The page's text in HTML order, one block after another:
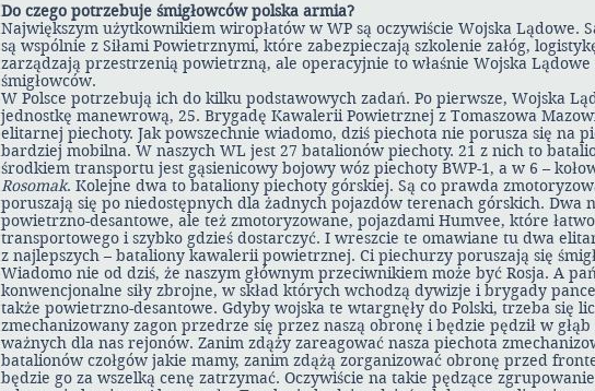
Do czego potrzebuje śmigłowców polska armia?
Największym użytkownikiem wiropłatów w WP są oczywiście Wojska Lądowe.
są wspólnie z Siłami Powietrznymi, które zabezpieczają szkolenie załóg,
zarządzają przestrzenią powietrzną, ale operacyjnie to właśnie Wojska
śmigłowców.
W Polsce potrzebują ich do kilku podstawowych zadań. Po pierwsze, Wojska
jednostkę manewrową, 25. Brygadę Kawalerii Powietrznej z Tomaszowa
elitarnej piechoty. Jak powszechnie wiadomo, dziś piechota nie porusza się na
bardziej mobilna. W naszych WL jest 27 batalionów piechoty. 21 z nich to
środkiem transportu jest gąsienicowy bojowy wóz piechoty BWP-1, a w 6 –
Rosomak. Kolejne dwa to bataliony piechoty górskiej. Są co prawda
poruszają się po niedostępnych dla żadnych pojazdów terenach górskich. Dwa
powietrzno-desantowe, ale też zmotoryzowane, pojazdami Humvee, które
transportowego i szybko gdzieś dostarczyć. I wreszcie te omawiane tu dwa
z najlepszych – bataliony kawalerii powietrznej. Ci piechurzy poruszają się
Wiadomo nie od dziś, że naszym głównym przeciwnikiem może być Rosja. A
konwencjonalne siły zbrojne, w skład których wchodzą dywizje i brygady
także powietrzno-desantowe. Gdyby wojska te wtargnęły do Polski, trzeba się
zmechanizowany zagon przedrze się przez naszą obronę i będzie pędził w
ważnych dla nas rejonów. Zanim zdąży zareagować nasza piechota
batalionów czołgów jakie mamy, zanim zdążą zorganizować obronę przed
będzie go za wszelką cenę zatrzymać. Oczywiście na takie pędzące